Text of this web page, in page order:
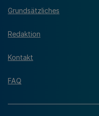
Grundsätzliches
Redaktion
Kontakt
FAQ